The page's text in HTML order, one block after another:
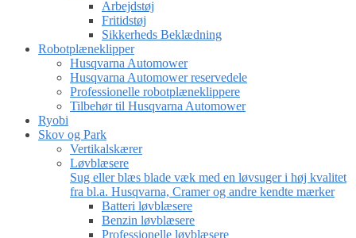
Arbejdstøj
Fritidstøj
Sikkerheds Beklædning
Robotplæneklipper
Husqvarna Automower
Husqvarna Automower reservedele
Professionelle robotplæneklippere
Tilbehør til Husqvarna Automower
Ryobi
Skov og Park
Vertikalskærer
Løvblæsere
Sug eller blæs blade væk med en løvsuger i høj kvalitet
fra bl.a. Husqvarna, Cramer og andre kendte mærker
Batteri løvblæsere
Benzin løvblæsere
Professionelle løvblæsere